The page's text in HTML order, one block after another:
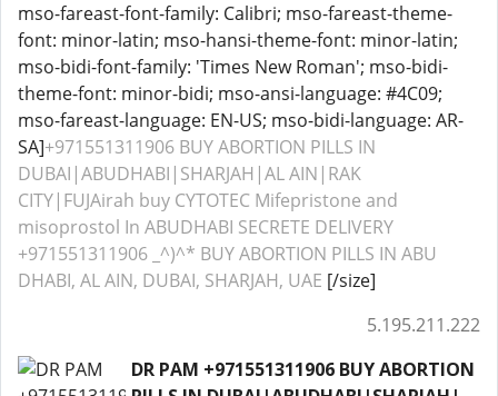
mso-fareast-font-family: Calibri; mso-fareast-theme-
font: minor-latin; mso-hansi-theme-font: minor-latin;
mso-bidi-font-family: 'Times New Roman'; mso-bidi-
theme-font: minor-bidi; mso-ansi-language: #4C09;
mso-fareast-language: EN-US; mso-bidi-language: AR-
SA]+971551311906 BUY ABORTION PILLS IN
DUBAI|ABUDHABI|SHARJAH|AL AIN|RAK
CITY|FUJAirah buy CYTOTEC Mifepristone and
misoprostol In ABUDHABI SECRETE DELIVERY
+971551311906 _^)^* BUY ABORTION PILLS IN ABU
DHABI, AL AIN, DUBAI, SHARJAH, UAE [/size]
5.195.211.222
DR PAM +971551311906 BUY ABORTION